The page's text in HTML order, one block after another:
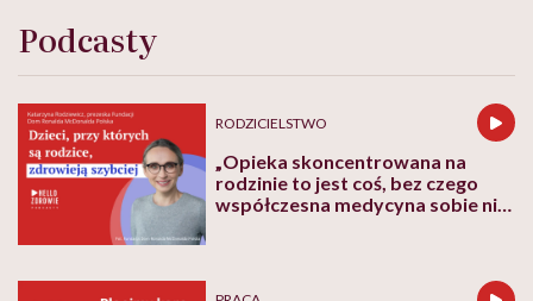
Podcasty
RODZICIELSTWO
„Opieka skoncentrowana na
rodzinie to jest coś, bez czego
współczesna medycyna sobie nie